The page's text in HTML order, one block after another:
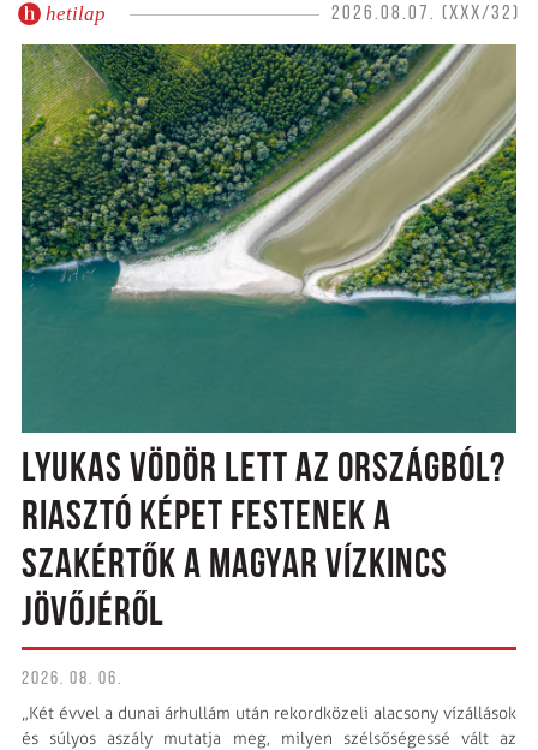
hetilap 2026.08.07. (XXX/32)
LYUKAS VÖDÖR LETT AZ ORSZÁGBÓL?
RIASZTÓ KÉPET FESTENEK A
SZAKÉRTŐK A MAGYAR VÍZKINCS
JÖVŐJÉRŐL
2026. 08. 06.
„Két évvel a dunai árhullám után rekordközeli alacsony vízállások
és súlyos aszály mutatja meg, milyen szélsőségessé vált az